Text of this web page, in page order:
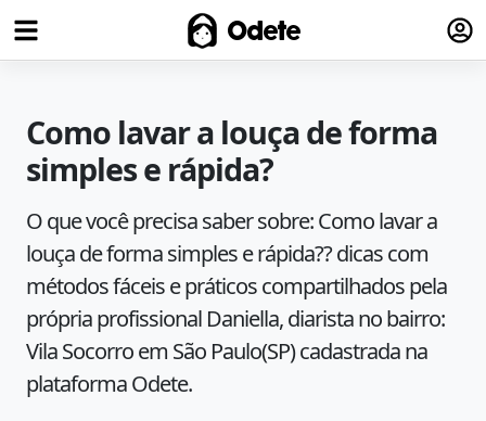
Odete
Como lavar a louça de forma
simples e rápida?
O que você precisa saber sobre:Como lavar a
louça de forma simples e rápida??dicas com
métodos fáceis e práticos compartilhados pela
própria profissional Daniella, diarista no bairro:
Vila Socorroem São Paulo(SP) cadastrada na
plataforma Odete.